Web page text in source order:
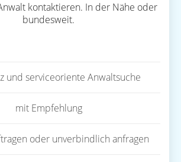
kontaktieren. In der Nähe oder
bundesweit.
und serviceoriente Anwaltsuche
mit Empfehlung
oder unverbindlich anfragen